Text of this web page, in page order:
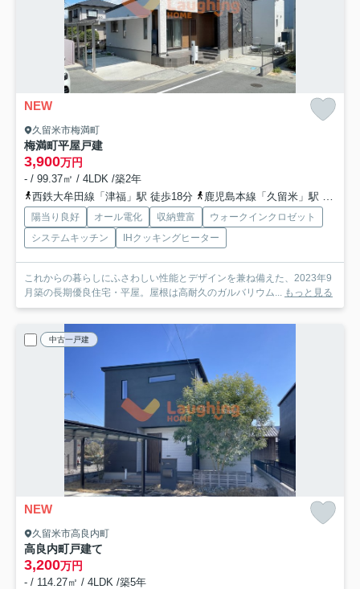
NEW
久留米市梅満町
梅満町平屋戸建
3,900万円
- / 99.37㎡ / 4LDK /築2年
西鉄大牟田線「津福」駅 徒歩18分
鹿児島本線「久留米」駅 徒歩28分
陽当り良好 オール電化 収納豊富
ウォークインクロゼット
システムキッチン
IHクッキングヒーター
これからの暮らしにふさわしい性能とデザインを兼ね備えた、2023年9
月築の長期優良住宅・平屋。屋根は高耐久のガルバリウム...
もっと見る
中古一戸建
NEW
久留米市高良内町
高良内町戸建て
3,200万円
- / 114.27㎡ / 4LDK /築5年